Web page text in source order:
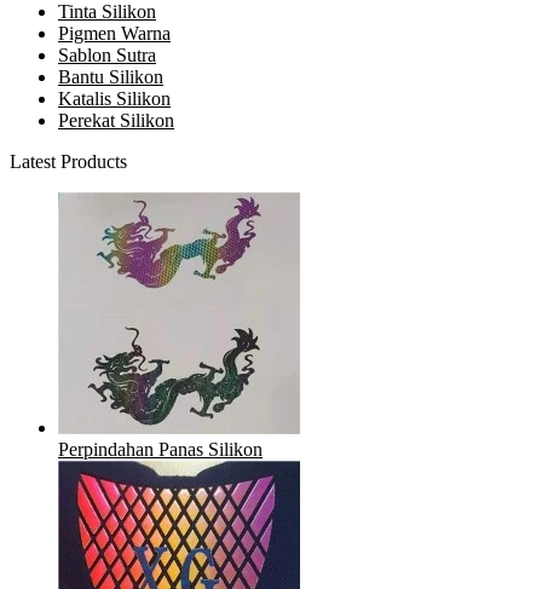
Tinta Silikon
Pigmen Warna
Sablon Sutra
Bantu Silikon
Katalis Silikon
Perekat Silikon
Latest Products
Perpindahan Panas Silikon